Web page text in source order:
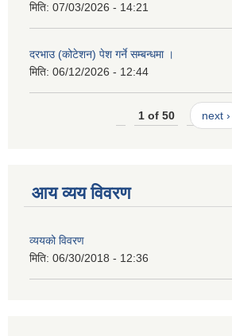
मिति: 07/03/2026 - 14:21
दरभाउ (कोटेशन) पेश गर्ने सम्बन्धमा ।
मिति: 06/12/2026 - 12:44
1 of 50 next ›
आय व्यय विवरण
व्ययको विवरण
मिति: 06/30/2018 - 12:36